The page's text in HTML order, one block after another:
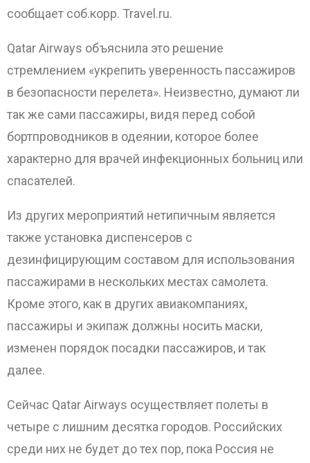
сообщает соб.корр. Travel.ru.
Qatar Airways объяснила это решение
стремлением «укрепить уверенность пассажиров
в безопасности перелета». Неизвестно, думают ли
так же сами пассажиры, видя перед собой
бортпроводников в одеянии, которое более
характерно для врачей инфекционных больниц или
спасателей.
Из других мероприятий нетипичным является
также установка диспенсеров с
дезинфицирующим составом для использования
пассажирами в нескольких местах самолета.
Кроме этого, как в других авиакомпаниях,
пассажиры и экипаж должны носить маски,
изменен порядок посадки пассажиров, и так
далее.
Сейчас Qatar Airways осуществляет полеты в
четыре с лишним десятка городов. Российских
среди них не будет до тех пор, пока Россия не